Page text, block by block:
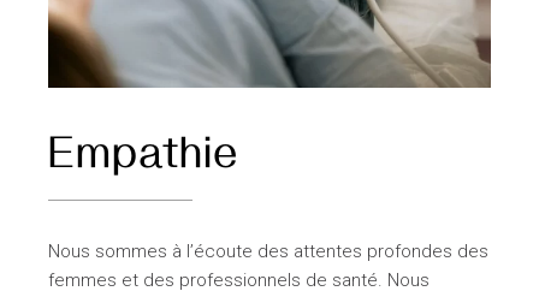
Empathie
Nous sommes à l’écoute des attentes profondes des
femmes et des professionnels de santé. Nous